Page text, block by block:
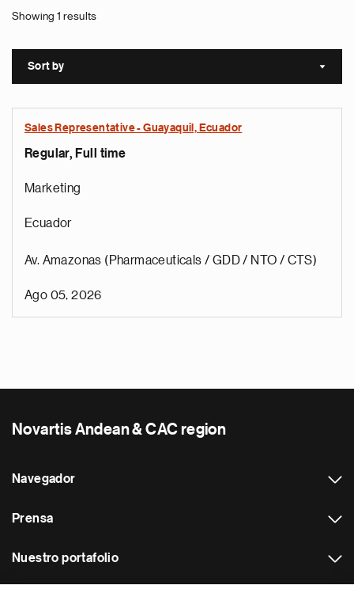
Showing 1 results
Sort by Sort
Sales Representative - Guayaquil, Ecuador
Regular, Full time
Marketing
Ecuador
Av. Amazonas (Pharmaceuticals / GDD / NTO / CTS)
Ago 05, 2026
Novartis Andean & CAC region
Navegador
Prensa
Nuestro portafolio